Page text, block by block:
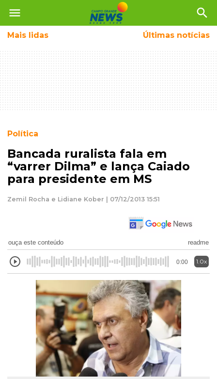
menu search
Mais lidas Últimas notícias
Política
Bancada ruralista fala em
“varrer Dilma” e lança Caiado
para presidente em MS
Zemil Rocha e Lidiane Kober | 07/12/2013 15:51
ouça este conteúdo readme
0:00 1.0x